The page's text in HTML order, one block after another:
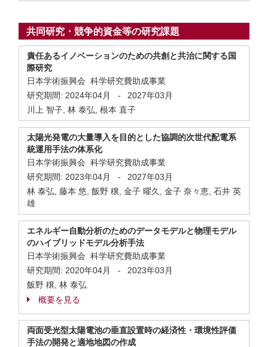
共同研究・競争的資金等の研究課題
責任あるイノベーションのための共創と共治に関する国
際研究
日本学術振興会 科学研究費助成事業
研究期間: 2024年04月 -
2027年03月
川上 智子, 林 泰弘, 根本 直子
太陽光発電の大量導入を目的とした協調的次世代配電系
統運用手法の体系化
日本学術振興会 科学研究費助成事業
研究期間: 2023年04月 -
2027年03月
林 泰弘, 藤本 悠, 飯野 穣, 金子 曜久, 金子 奈々恵, 石井 英
雄
エネルギー自動分析のためのデータモデルと物理モデル
のハイブリッドモデル分析手法
日本学術振興会 科学研究費助成事業
研究期間: 2020年04月 -
2023年03月
飯野 穣, 林 泰弘
概要を見る
両面受光型太陽電池の垂直設置時の経済性・環境性評価
手法の開発と適地地図の作成